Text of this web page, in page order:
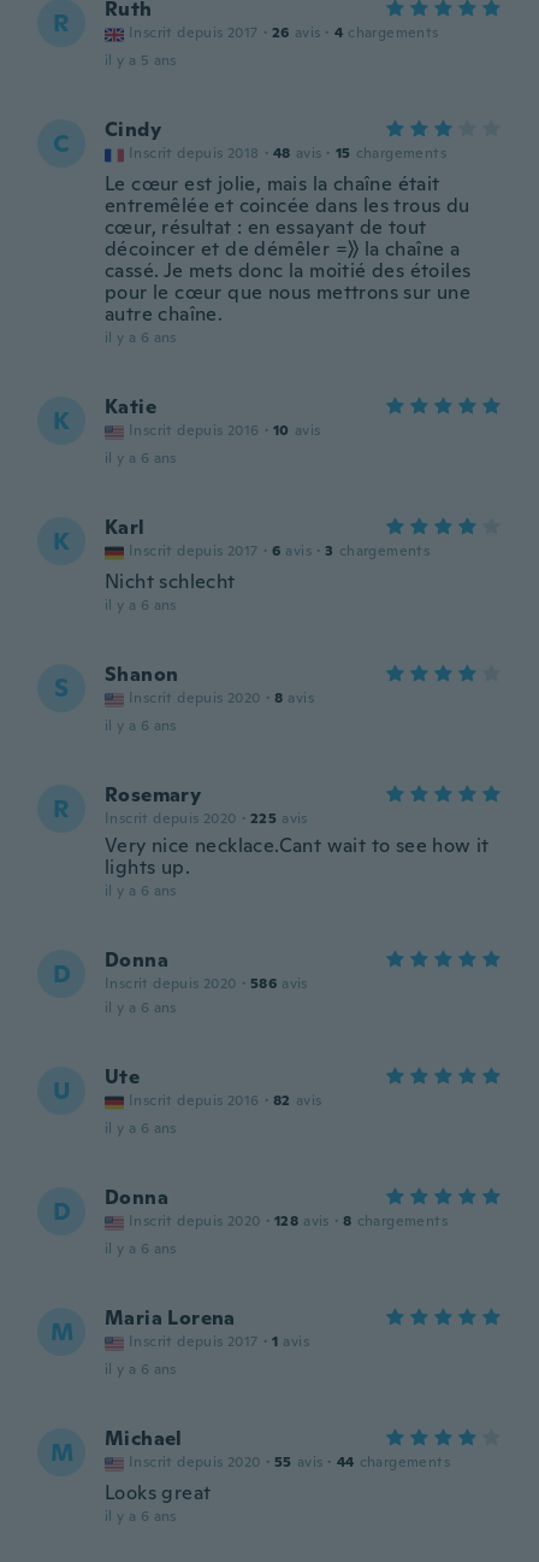
R Ruth
Inscrit depuis 2017 · 26 avis · 4 chargements
il y a 5 ans
C Cindy
Inscrit depuis 2018 · 48 avis · 15 chargements
Le cœur est jolie, mais la chaîne était
entremêlée et coincée dans les trous du
cœur, résultat : en essayant de tout
décoincer et de démêler =》 la chaîne a
cassé. Je mets donc la moitié des étoiles
pour le cœur que nous mettrons sur une
autre chaîne.
il y a 6 ans
K Katie
Inscrit depuis 2016 · 10 avis
il y a 6 ans
K Karl
Inscrit depuis 2017 · 6 avis · 3 chargements
Nicht schlecht
il y a 6 ans
S Shanon
Inscrit depuis 2020 · 8 avis
il y a 6 ans
R Rosemary
Inscrit depuis 2020 · 225 avis
Very nice necklace.Cant wait to see how it
lights up.
il y a 6 ans
D Donna
Inscrit depuis 2020 · 586 avis
il y a 6 ans
U Ute
Inscrit depuis 2016 · 82 avis
il y a 6 ans
D Donna
Inscrit depuis 2020 · 128 avis · 8 chargements
il y a 6 ans
M Maria Lorena
Inscrit depuis 2017 · 1 avis
il y a 6 ans
M Michael
Inscrit depuis 2020 · 55 avis · 44 chargements
Looks great
il y a 6 ans